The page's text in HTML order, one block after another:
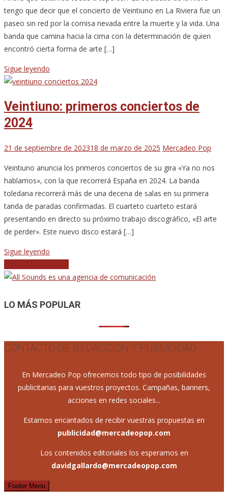
tengo que decir que el concierto de Veintiuno en La Riviera fue un
paseo sin red por la cornisa nevada entre la muerte y la vida. Una
banda que camina hacia la cima con la determinación de quien
encontró cierta forma de arte […]
Sigue leyendo
Veintiuno: primeros conciertos de
2024
21 de septiembre de 202318 de marzo de 2025 Mercadeo Pop
Veintiuno anuncia los primeros conciertos de su gira «Ya no nos
hablamos», con la que recorrerá España en 2024. La banda
toledana recorrerá más de una decena de salas en su primera
tanda de paradas confirmadas. El cuarteto cuarteto estará
presentando en directo su próximo trabajo discográfico, «El arte
de perder». Este nuevo disco estará […]
Sigue leyendo
Navegación
de
entradas
LO MÁS POPULAR
CONTACTO DE REDACCIÓN Y PUBLICIDAD
En Mercadeo Pop ofrecemos todo tipo de posibilidades
publicitarias para vuestros proyectos. Campañas, banners,
acciones en redes sociales...
Estamos encantados de recibir vuestras propuestas en
publicidad@mercadeopop.com
Los contenidos editoriales los esperamos en
davidgallardo@mercadeopop.com
Footer Menu